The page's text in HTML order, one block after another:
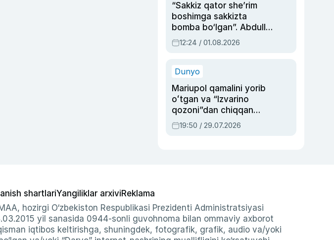
“Sakkiz qator she’rim
boshimga sakkizta
bomba bo‘lgan”. Abdulla
Oripovni siyosiy
ayblovlardan asrab
12:24 / 01.08.2026
Dunyo
Mariupol qamalini yorib
oʻtgan va “Izvarino
qozoni”dan chiqqan
qahramon — Ukraina
armiyasi bosh
19:50 / 29.07.2026
shartlariYangiliklar arxiviReklama
hozirgi O‘zbekiston Respublikasi Prezidenti Administratsiyasi
yil sanasida 0944-sonli guvohnoma bilan ommaviy axborot
iqtibos keltirishga, shuningdek, fotografik, grafik, audio va/yoki